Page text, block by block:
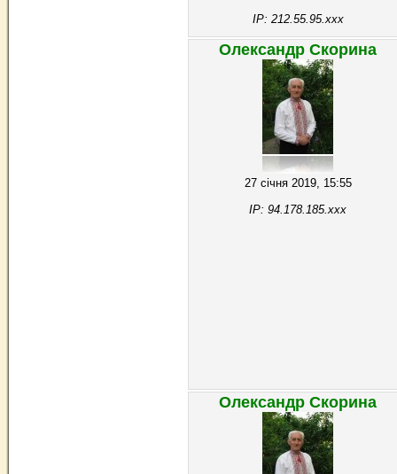
IP: 212.55.95.xxx
Олександр Скорина
27 січня 2019, 15:55
IP: 94.178.185.xxx
Олександр Скорина